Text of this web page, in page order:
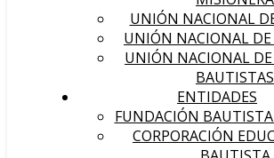
UNIÓN NACIONAL
UNIÓN NACIONAL DE
UNIÓN NACIONAL
BAUTISTAS
ENTIDADES
FUNDACIÓN
CORPORACIÓN